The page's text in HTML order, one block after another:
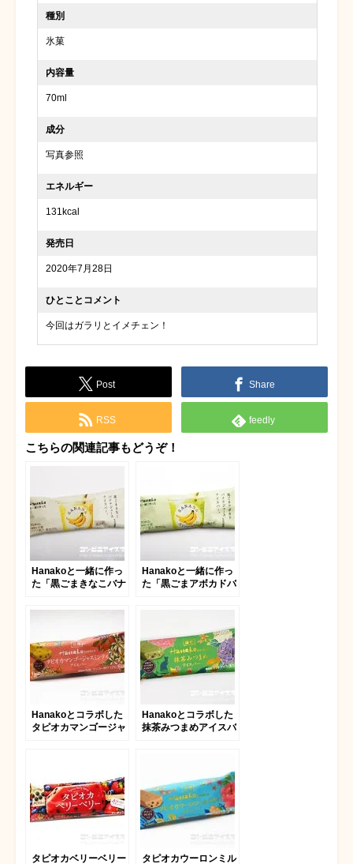
種別
氷菓
内容量
70ml
成分
写真参照
エネルギー
131kcal
発売日
2020年7月28日
ひとことコメント
今回はガラリとイメチェン！
Post Share
RSS feedly
こちらの関連記事もどうぞ！
Hanakoと一緒に作っ
た「黒ごまきなこバナ
ー。」
Hanakoと一緒に作っ
た「黒ごまアボカドバ
Hanakoとコラボした
タピオカマンゴージャ
Hanakoとコラボした
抹茶みつまめアイスバ
タピオカベリーベリー タピオカウーロンミル